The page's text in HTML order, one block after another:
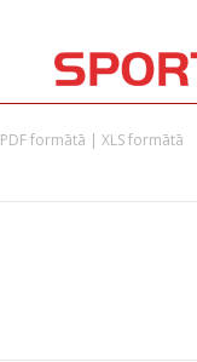
PDF formātā | XLS formātā